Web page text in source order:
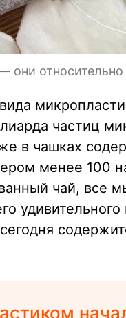
они относительно
частиц
в чашках
менее 100
чай, все
удивительного